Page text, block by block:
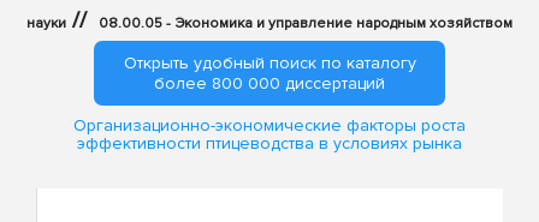
науки // 08.00.05 - Экономика и управление народным хозяйством
Открыть удобный поиск по каталогу
более 800 000 диссертаций
Организационно-экономические факторы роста
эффективности птицеводства в условиях рынка